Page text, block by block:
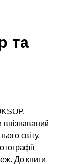
та
впізнаваний
світу,
До книги